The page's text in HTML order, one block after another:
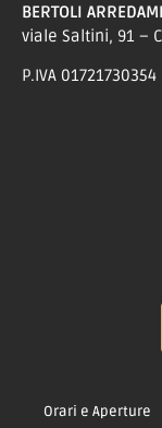
BERTOLI
viale Saltini, 91 –
P.IVA 01721730354
Orari e Aperture